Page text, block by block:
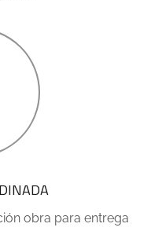
obra para entrega